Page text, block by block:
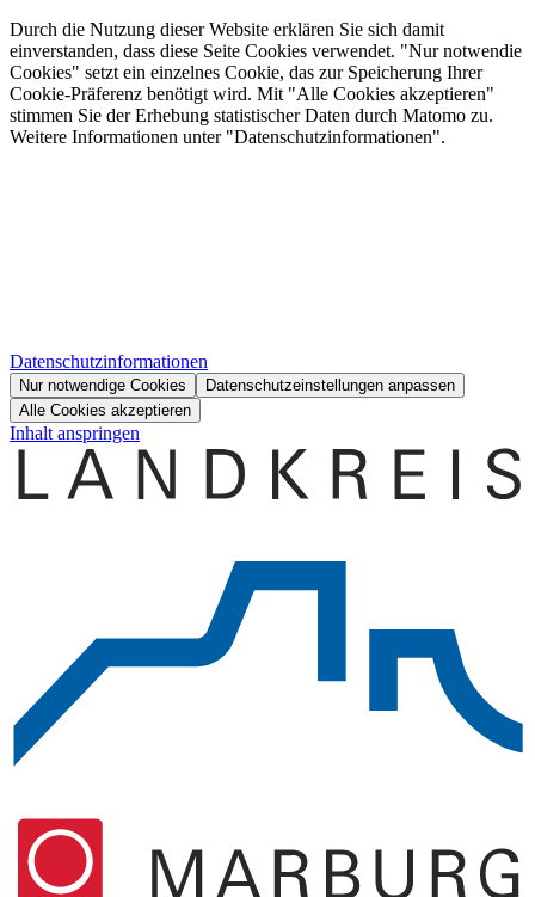
Durch die Nutzung dieser Website erklären Sie sich damit
einverstanden, dass diese Seite Cookies verwendet. "Nur notwendie
Cookies" setzt ein einzelnes Cookie, das zur Speicherung Ihrer
Cookie-Präferenz benötigt wird. Mit "Alle Cookies akzeptieren"
stimmen Sie der Erhebung statistischer Daten durch Matomo zu.
Weitere Informationen unter "Datenschutzinformationen".
Datenschutzinformationen
Nur notwendige Cookies
Datenschutzeinstellungen anpassen
Alle Cookies akzeptieren
Inhalt anspringen